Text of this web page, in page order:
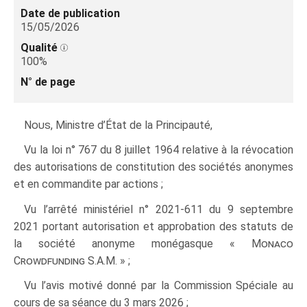
Date de publication
15/05/2026
Qualité
100%
N° de page
Nous, Ministre d’État de la Principauté,
Vu la loi n° 767 du 8 juillet 1964 relative à la révocation
des autorisations de constitution des sociétés anonymes
et en commandite par actions ;
Vu l’arrêté ministériel n° 2021‑611 du 9 septembre
2021 portant autorisation et approbation des statuts de
la société anonyme monégasque « Monaco
Crowdfunding S.A.M. » ;
Vu l’avis motivé donné par la Commission Spéciale au
cours de sa séance du 3 mars 2026 ;